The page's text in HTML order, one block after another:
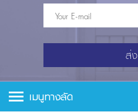
ส่ง
เมนูทางลัด